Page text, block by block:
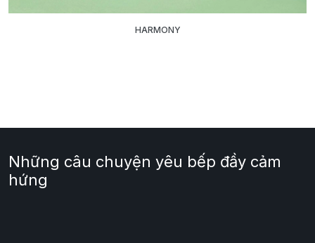
HARMONY
Những câu chuyện yêu bếp đầy cảm
hứng